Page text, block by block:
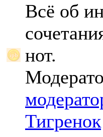
Всё об
нот.
Тигренок